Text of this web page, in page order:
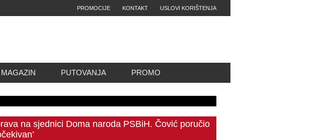
USLOVI KORIŠTENJA
KONTAKT
PROMOCIJE
MAGAZIN PUTOVANJA PROMO
na sjednici Doma naroda PSBiH. Čović poručio